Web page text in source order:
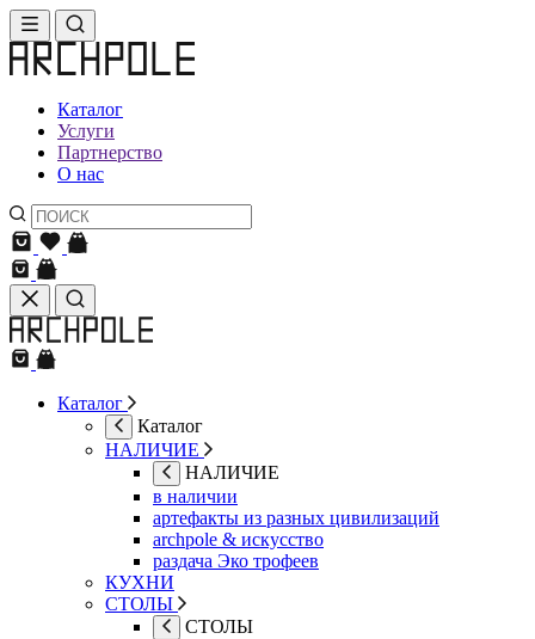
Каталог
Услуги
Партнерство
О нас
Каталог
Каталог
НАЛИЧИЕ
НАЛИЧИЕ
в наличии
артефакты из разных цивилизаций
archpole & искусство
раздача Эко трофеев
КУХНИ
СТОЛЫ
СТОЛЫ